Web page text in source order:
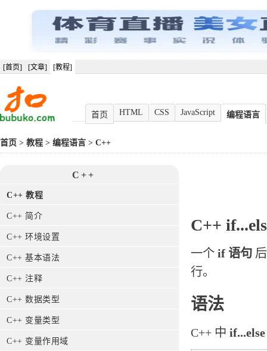
[首页] [文章] [教程]
首页 HTML CSS JavaScript 编程语言
首页 > 教程 > 编程语言 > C++
C++
C++ 教程
C++ 简介
C++ 环境设置
C++ 基本语法
C++ 注释
C++ 数据类型
C++ 变量类型
C++ 变量作用域
C++
一个 if 语句
行。
语法
C++ 中 if...else